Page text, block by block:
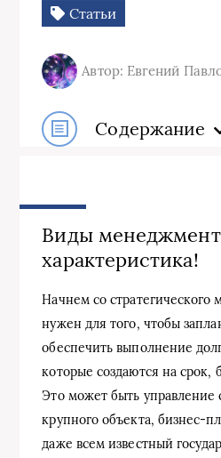
Статьи
Автор: Евгений
Содержание
Виды
характеристика!
Начнем со
нужен для того, чтобы
обеспечить выполнение
которые создаются на срок,
Это может быть управление
крупного объекта, бизнес-
даже всем известный